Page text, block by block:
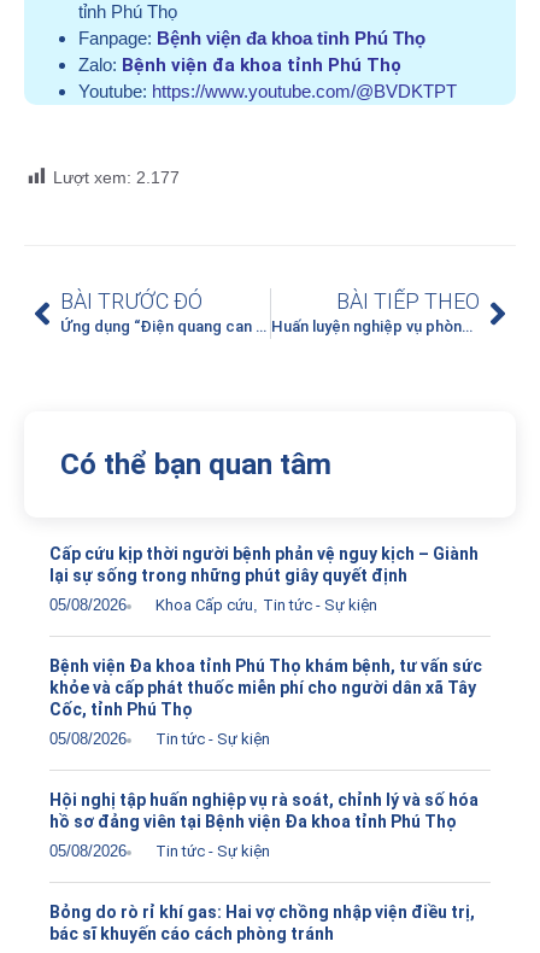
tỉnh Phú Thọ
Fanpage: Bệnh viện đa khoa tỉnh Phú Thọ
Zalo: Bệnh viện đa khoa tỉnh Phú Thọ
Youtube: https://www.youtube.com/@BVDKTPT
Lượt xem: 2.177
BÀI TRƯỚC ĐÓ
Ứng dụng “Điện quang can thiệp trong điều trị giảm đau”
BÀI TIẾP THEO
Huấn luyện nghiệp vụ phòng cháy chữa cháy (PCCC) cho cán bộ nhân viên Bệnh viện năm 2022
Có thể bạn quan tâm
Cấp cứu kịp thời người bệnh phản vệ nguy kịch – Giành
lại sự sống trong những phút giây quyết định
05/08/2026 Khoa Cấp cứu, Tin tức - Sự kiện
Bệnh viện Đa khoa tỉnh Phú Thọ khám bệnh, tư vấn sức
khỏe và cấp phát thuốc miễn phí cho người dân xã Tây
Cốc, tỉnh Phú Thọ
05/08/2026 Tin tức - Sự kiện
Hội nghị tập huấn nghiệp vụ rà soát, chỉnh lý và số hóa
hồ sơ đảng viên tại Bệnh viện Đa khoa tỉnh Phú Thọ
05/08/2026 Tin tức - Sự kiện
Bỏng do rò rỉ khí gas: Hai vợ chồng nhập viện điều trị,
bác sĩ khuyến cáo cách phòng tránh